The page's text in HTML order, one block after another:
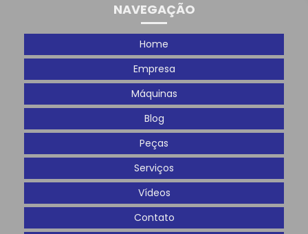
NAVEGAÇÃO
Home
Empresa
Máquinas
Blog
Peças
Serviços
Vídeos
Contato